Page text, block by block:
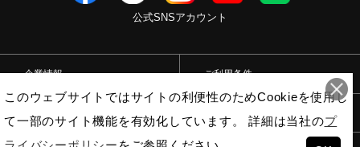
公式SNSアカウント
企業情報 ご利用条件
このウェブサイトではサイトの利便性のためCookieを使用し
て一部のサイト機能を有効化しています。 詳細は当社のプ